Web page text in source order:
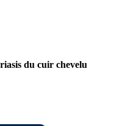
du cuir chevelu